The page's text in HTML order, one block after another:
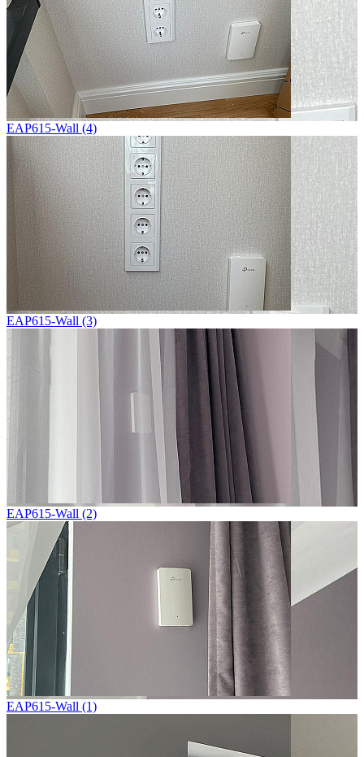
EAP615-Wall (4)
EAP615-Wall (3)
EAP615-Wall (2)
EAP615-Wall (1)